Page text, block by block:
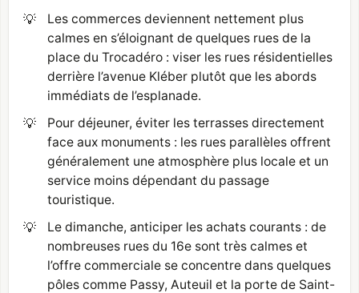
💡
Les commerces deviennent nettement plus
calmes en s’éloignant de quelques rues de la
place du Trocadéro : viser les rues résidentielles
derrière l’avenue Kléber plutôt que les abords
immédiats de l’esplanade.
💡
Pour déjeuner, éviter les terrasses directement
face aux monuments : les rues parallèles offrent
généralement une atmosphère plus locale et un
service moins dépendant du passage
touristique.
💡
Le dimanche, anticiper les achats courants : de
nombreuses rues du 16e sont très calmes et
l’offre commerciale se concentre dans quelques
pôles comme Passy, Auteuil et la porte de Saint-